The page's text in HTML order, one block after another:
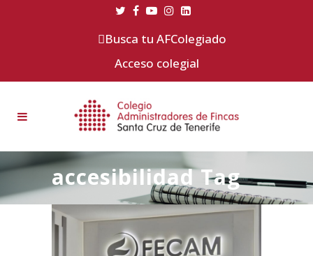
Busca tu AFColegiado
Acceso colegial
accesibilidad Tag